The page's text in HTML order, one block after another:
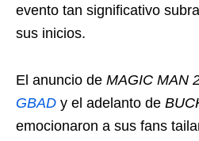
evento tan significativo
sus inicios.
El anuncio de MAGIC MAN
GBAD y el adelanto de
emocionaron a sus fans